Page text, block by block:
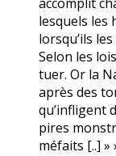
lesquels les
lorsqu’ils
Selon les
tuer. Or la
après des
qu’infligent
pires
méfaits [..] »